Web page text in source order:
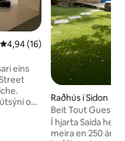
4,94 af 5 í meðaleinkunn, 16
4,94 (16)
eins
og
Raðhús í Sidon
Beit Tout
Í hjarta Saida
meira en 250 ár